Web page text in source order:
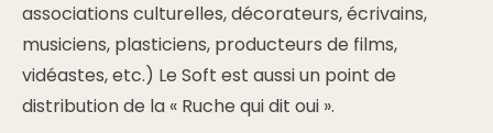
associations culturelles, décorateurs, écrivains,
musiciens, plasticiens, producteurs de films,
vidéastes, etc.) Le Soft est aussi un point de
distribution de la « Ruche qui dit oui ».